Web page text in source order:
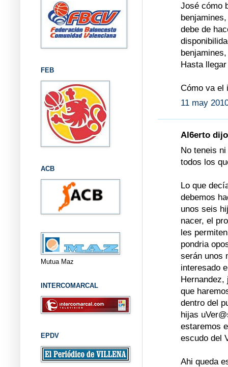
José cómo
debe de
Hasta
Cómo va el
11 may
Al6erto
No teneis
todos los
Lo que
debemos
unos seis
nacer, el
les
pondria
serán unos
interesado
Hernandez,
que
dentro del
hijas
estaremos
escudo del
Ahi queda
FEB
ACB
Mutua Maz
INTERCOMARCAL
EPDV